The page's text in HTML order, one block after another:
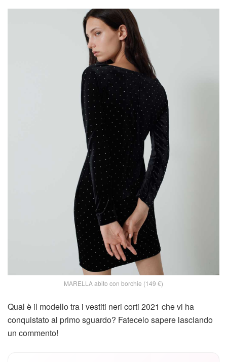
MARELLA abito con borchie (149 €)
Qual è il modello tra i vestiti neri corti 2021 che vi ha
conquistato al primo sguardo? Fatecelo sapere lasciando
un commento!